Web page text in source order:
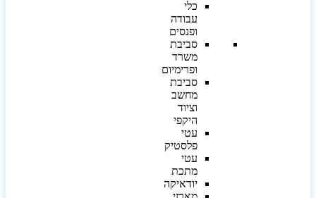
כלי
עבודה
ופנסים
סביבת
משרד
ופרימיום
סביבת
מחשב
וציוד
היקפי
עטי
פלסטיק
עטי
מתכת
יודאיקה